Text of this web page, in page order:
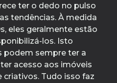
ter o dedo no pulso
tendências. À medida
eles geralmente estão
los. Isto
podem sempre ter a
acesso aos imóveis
Tudo isso faz